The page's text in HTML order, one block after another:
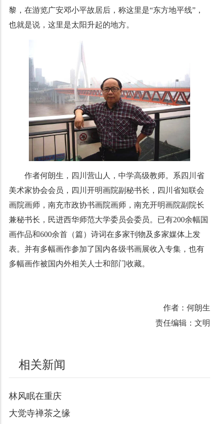
黎，在游览广安邓小平故居后，称这里是“东方地平线”，
也就是说，这里是太阳升起的地方。
作者何朗生，四川营山人，中学高级教师。系四川省
美术家协会会员，四川开明画院副秘书长，四川省知联会
画院画师，南充市政协书画院画师，南充开明画院副院长
兼秘书长，民进西华师范大学委员会委员。已有200余幅国
画作品和600余首（篇）诗词在多家刊物及多家媒体上发
表。并有多幅画作参加了国内各级书画展收入专集，也有
多幅画作被国内外相关人士和部门收藏。
作者：何朗生
责任编辑：文明
相关新闻
林风眠在重庆
大觉寺禅茶之缘